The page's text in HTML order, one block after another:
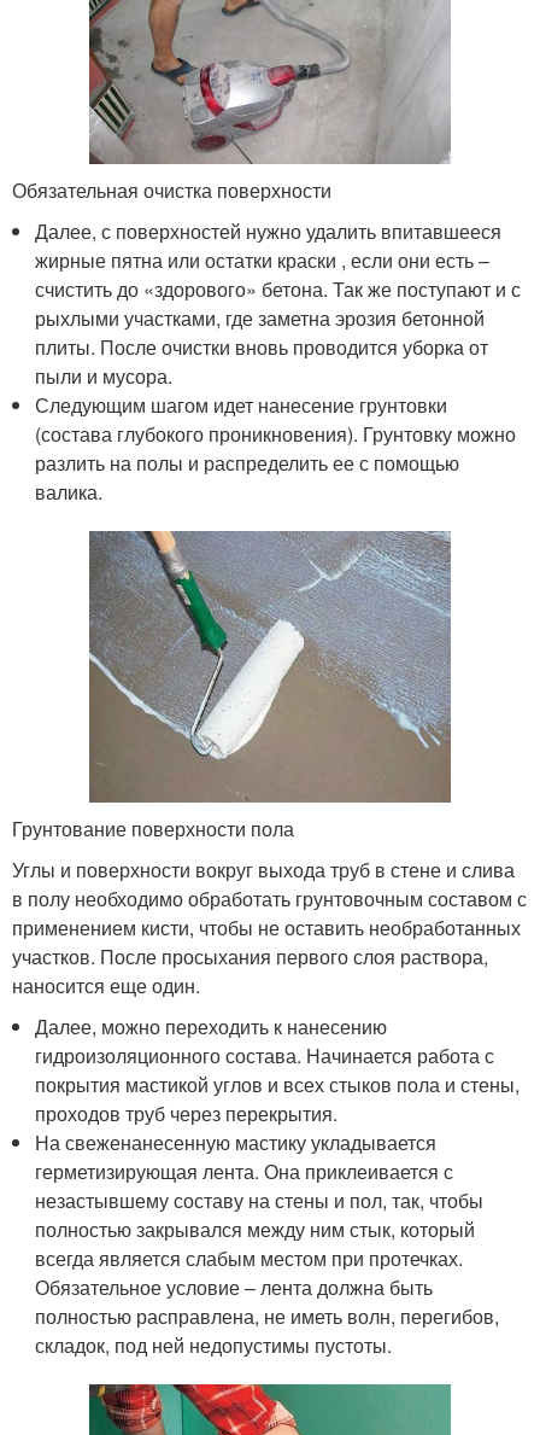
Обязательная очистка поверхности
Далее, с поверхностей нужно удалить впитавшееся
жирные пятна или остатки краски , если они есть –
счистить до «здорового» бетона. Так же поступают и с
рыхлыми участками, где заметна эрозия бетонной
плиты. После очистки вновь проводится уборка от
пыли и мусора.
Следующим шагом идет нанесение грунтовки
(состава глубокого проникновения). Грунтовку можно
разлить на полы и распределить ее с помощью
валика.
Грунтование поверхности пола
Углы и поверхности вокруг выхода труб в стене и слива
в полу необходимо обработать грунтовочным составом с
применением кисти, чтобы не оставить необработанных
участков. После просыхания первого слоя раствора,
наносится еще один.
Далее, можно переходить к нанесению
гидроизоляционного состава. Начинается работа с
покрытия мастикой углов и всех стыков пола и стены,
проходов труб через перекрытия.
На свеженанесенную мастику укладывается
герметизирующая лента. Она приклеивается с
незастывшему составу на стены и пол, так, чтобы
полностью закрывался между ним стык, который
всегда является слабым местом при протечках.
Обязательное условие – лента должна быть
полностью расправлена, не иметь волн, перегибов,
складок, под ней недопустимы пустоты.